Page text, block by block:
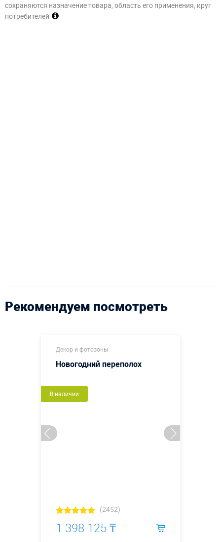
сохраняются назначение товара, область его применения, круг
потребителей
Рекомендуем посмотреть
Декор и фотозоны
Новогодний переполох
В наличии
(2452)
1 398 125 ₸